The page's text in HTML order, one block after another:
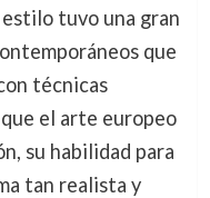
tuvo una gran
que
técnicas
el arte europeo
su habilidad para
tan realista y